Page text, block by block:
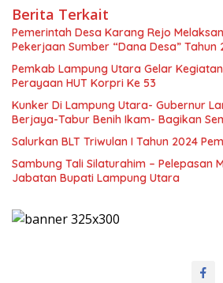
Berita Terkait
Pemerintah Desa Karang Rejo
Pekerjaan Sumber “Dana Desa” Tahun
Pemkab Lampung Utara Gelar Kegiatan
Perayaan HUT Korpri Ke 53
Kunker Di Lampung Utara- Gubernur
Berjaya-Tabur Benih Ikam- Bagikan
Salurkan BLT Triwulan I Tahun 2024
Sambung Tali Silaturahim – Pelepasan
Jabatan Bupati Lampung Utara